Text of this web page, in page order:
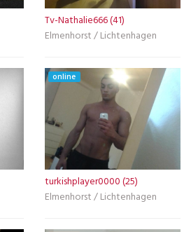
Tv-Nathalie666 (41)
Elmenhorst / Lichtenhagen
online
turkishplayer0000 (25)
Elmenhorst / Lichtenhagen